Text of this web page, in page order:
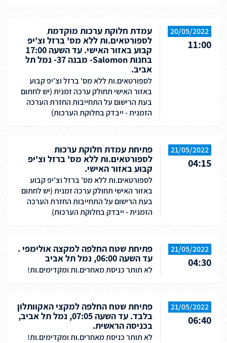
20/05/2022
11:00
עמדת חלוקת ערכות מוקדמת
לספורטאים.ות ללא מס' ברזל וצ'יפ
קבוע באזור האישי. עד השעה 17:00
בחנות Salomon- מבנה 37- נמל תל
אביב.
לספורטאים.ות ללא מס' ברזל וצ'יפ קבוע
באזור האישי תחולק ערכה זמנית (יש לחתום
בעת הרישום על התחייבות החזרת הערכה
הזמנית - ייבדק בחלוקת הערכות)
21/05/2022
04:15
פתיחת עמדת חלוקת ערכות
לספורטאים.ות ללא מס' ברזל וצ'יפ
קבוע באזור האישי.
לספורטאים.ות ללא מס' ברזל וצ'יפ קבוע
באזור האישי תחולק ערכה זמנית (יש לחתום
בעת הרישום על התחייבות החזרת הערכה
הזמנית - ייבדק בחלוקת הערכות)
21/05/2022
04:30
פתיחת שטח החלפה למקצה אולימפי .
עד השעה 06:00, נמל תל אביב
לא תותר כניסת מאחרים.ות ומקדימים.ות!
21/05/2022
06:40
פתיחת שטח החלפה למקצי האקוותלון
בלבד. עד השעה 07:05, נמל תל אביב,
בכניסה הראשית.
לא תותר כניסת מאחרים.ות ומקדימים.ות!